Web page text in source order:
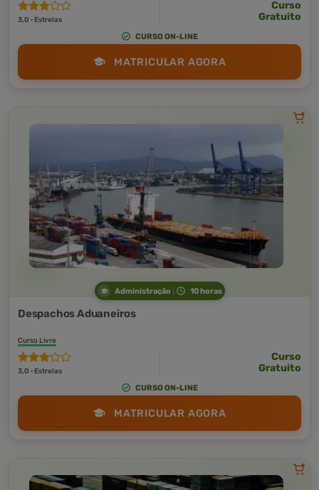
3,0 · Estrelas
Curso
Gratuito
CURSO ON-LINE
MATRICULAR AGORA
Administração 10 horas
Despachos Aduaneiros
Curso Livre
3,0 · Estrelas
Curso
Gratuito
CURSO ON-LINE
MATRICULAR AGORA